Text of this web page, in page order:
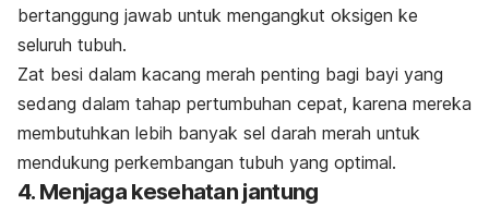
bertanggung jawab untuk mengangkut oksigen ke
seluruh tubuh.
Zat besi dalam kacang merah penting bagi bayi yang
sedang dalam tahap pertumbuhan cepat, karena mereka
membutuhkan lebih banyak sel darah merah untuk
mendukung perkembangan tubuh yang optimal.
4. Menjaga kesehatan jantung